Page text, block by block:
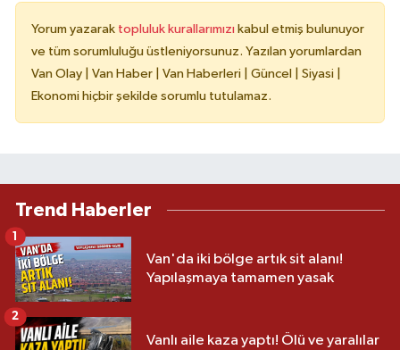
Yorum yazarak topluluk kurallarımızı kabul etmiş bulunuyor
ve tüm sorumluluğu üstleniyorsunuz. Yazılan yorumlardan
Van Olay | Van Haber | Van Haberleri | Güncel | Siyasi |
Ekonomi hiçbir şekilde sorumlu tutulamaz.
Trend Haberler
Van'da iki bölge artık sit alanı!
Yapılaşmaya tamamen yasak
1
Vanlı aile kaza yaptı! Ölü ve yaralılar
2